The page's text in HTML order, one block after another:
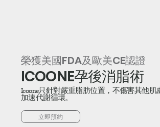
榮獲美國FDA及歐美CE認證
ICOONE孕後消脂術
Icoone只針對嚴重脂肪位置，不傷害其他肌
加速代謝循環。
立即預約